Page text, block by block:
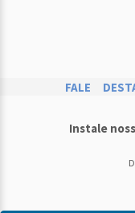
FALE
Instale